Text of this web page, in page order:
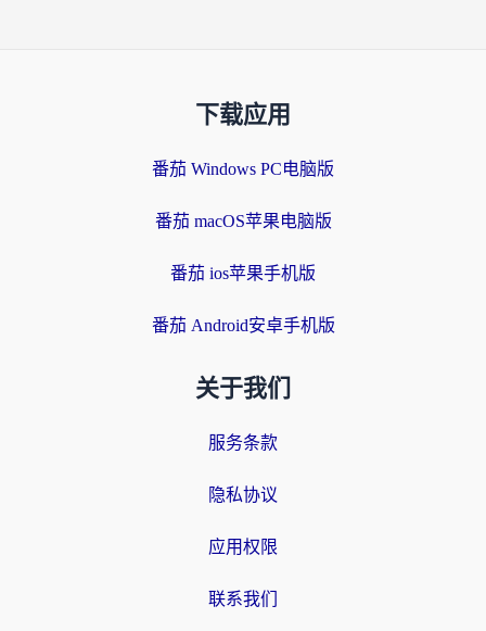
下载应用
番茄 Windows PC电脑版
番茄 macOS苹果电脑版
番茄 ios苹果手机版
番茄 Android安卓手机版
关于我们
服务条款
隐私协议
应用权限
联系我们